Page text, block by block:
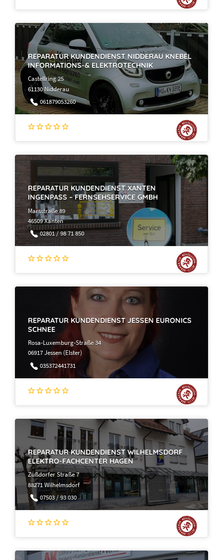
REPARATUR KUNDENDIENST NIDDERAU KNEBEL
INFORMATIONS-& ELEKTROTECHNIK
Castellring 25
61130 Nidderau
061879053260
REPARATUR KUNDENDIENST XANTEN
INGENPASS – FERNSEHSERVICE GMBH
Marsstraße 89
46509 Xanten
02801 / 98 71 850
REPARATUR KUNDENDIENST JESSEN EURONICS
SCHNEE
Rosa-Luxemburg-Straße 34
06917 Jessen (Elster)
035372441731
REPARATUR KUNDENDIENST WILHELMSDORF
ELEKTRO-FACHCENTER HAGEN
Zußdorfer Straße 7
88271 Wilhelmsdorf
07503 / 93 030